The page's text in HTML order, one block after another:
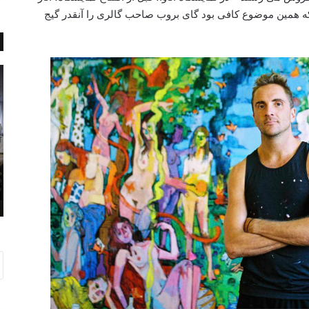
همین موضوع کافی بود گای بروب صاحب گالری را آنقدر گیج
ا
ه
د
ا
ء
خ
و
ن
م
ر
د
م
ب
ر
ا
ی
ز
نوامبر 15, 2017
اهداء خون مردم برای زلزله‌زدگان
کرمانشاه
ت
ا
ی
د
ر
ل